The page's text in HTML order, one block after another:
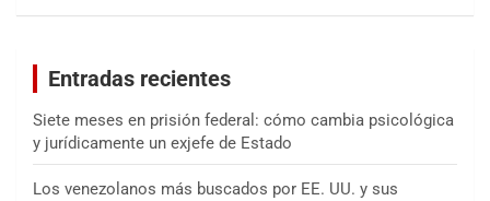
Entradas recientes
Siete meses en prisión federal: cómo cambia psicológica
y jurídicamente un exjefe de Estado
Los venezolanos más buscados por EE. UU. y sus